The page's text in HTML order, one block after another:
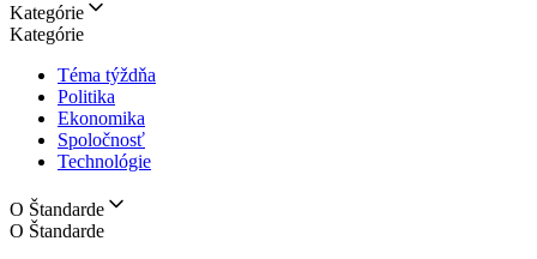
Kategórie
Kategórie
Téma týždňa
Politika
Ekonomika
Spoločnosť
Technológie
O Štandarde
O Štandarde